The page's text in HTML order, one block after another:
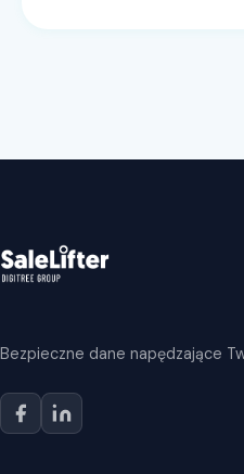
Bezpieczne dane napędzające